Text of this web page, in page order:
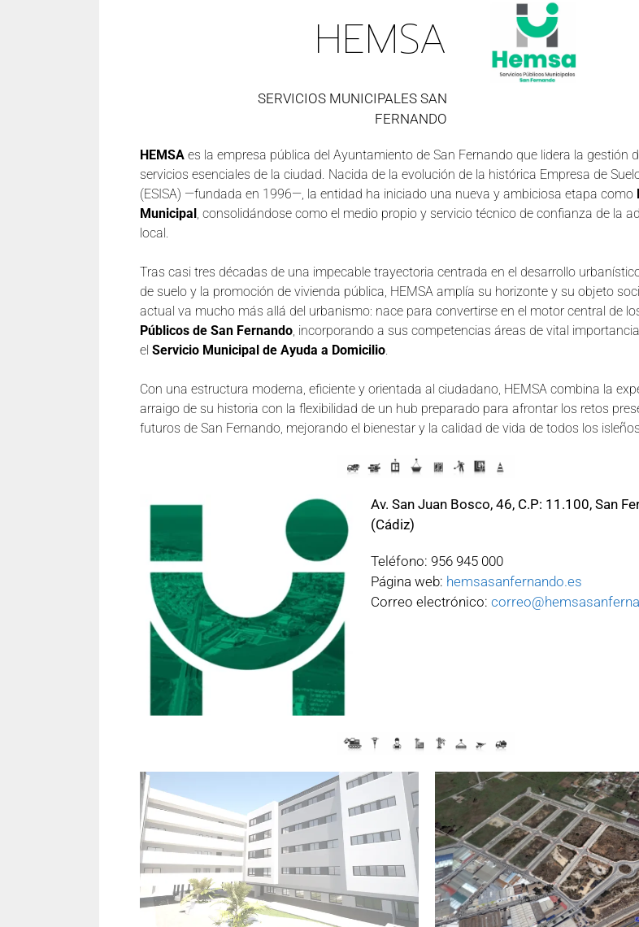
HEMSA
SERVICIOS MUNICIPALES SAN
FERNANDO
HEMSA es la empresa pública del Ayuntamiento de San Fernando que lidera la gestión
servicios esenciales de la ciudad. Nacida de la evolución de la histórica Empresa de
(ESISA) —fundada en 1996—, la entidad ha iniciado una nueva y ambiciosa etapa como
Municipal, consolidándose como el medio propio y servicio técnico de confianza de la
local.
Tras casi tres décadas de una impecable trayectoria centrada en el desarrollo
de suelo y la promoción de vivienda pública, HEMSA amplía su horizonte y su objeto
actual va mucho más allá del urbanismo: nace para convertirse en el motor central de
Públicos de San Fernando, incorporando a sus competencias áreas de vital
el Servicio Municipal de Ayuda a Domicilio.
Con una estructura moderna, eficiente y orientada al ciudadano, HEMSA combina la
arraigo de su historia con la flexibilidad de un hub preparado para afrontar los retos
futuros de San Fernando, mejorando el bienestar y la calidad de vida de todos los
Av. San Juan Bosco, 46, C.P: 11.100, San
(Cádiz)
Teléfono: 956 945 000
Página web: hemsasanfernando.es
Correo electrónico: